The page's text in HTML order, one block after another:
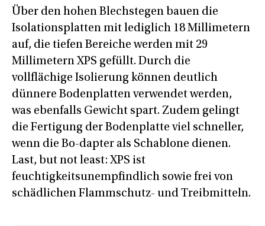
Über den hohen Blechstegen bauen die
Isolationsplatten mit lediglich 18 Millimetern
auf, die tiefen Bereiche werden mit 29
Millimetern XPS gefüllt. Durch die
vollflächige Isolierung können deutlich
dünnere Bodenplatten verwendet werden,
was ebenfalls Gewicht spart. Zudem gelingt
die Fertigung der Bodenplatte viel schneller,
wenn die Bo-dapter als Schablone dienen.
Last, but not least: XPS ist
feuchtigkeitsunempfindlich sowie frei von
schädlichen Flammschutz- und Treibmitteln.